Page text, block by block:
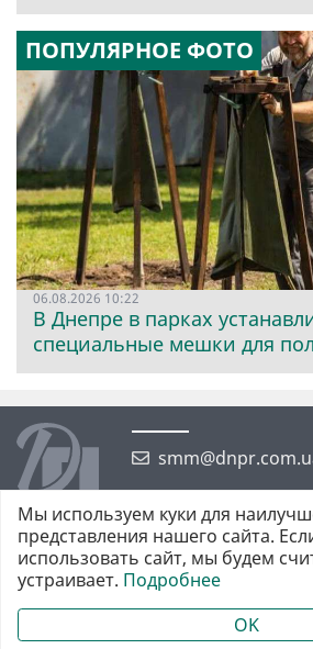
ПОПУЛЯРНОЕ ФОТО
06.08.2026 10:22
В Днепре в парках
специальные мешки для
©2026 https://dnpr.com.ua Дніпровська
Всі права захищені. При повному або
матеріалів обов'язкове активне
Мы используем куки для
представления нашего сайта.
использовать сайт, мы будем
устраивает. Подробнее
OK